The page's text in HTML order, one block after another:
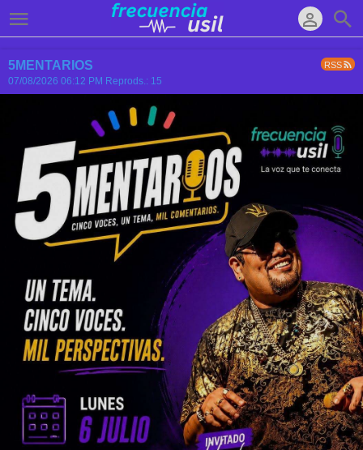
RSS
5MENTARIOS
07/08/2026 06:12 PM Reprods.: 15